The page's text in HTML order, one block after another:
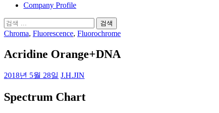
Company Profile
검
색:
Chroma, Fluorescence, Fluorochrome
Acridine Orange+DNA
2018년 5월 28일 J.H.JIN
Spectrum Chart